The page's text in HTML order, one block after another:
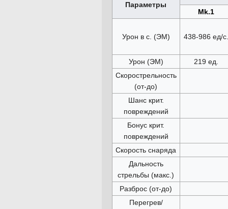
Параметры
Mk.1
Урон в с. (ЭМ) 438-986 ед/
Урон (ЭМ)
219 ед.
Скорострельность
(от-до)
Шанс крит.
повреждений
Бонус крит.
повреждений
Скорость снаряда
Дальность
стрельбы (макс.)
Разброс (от-до)
Перегрев/